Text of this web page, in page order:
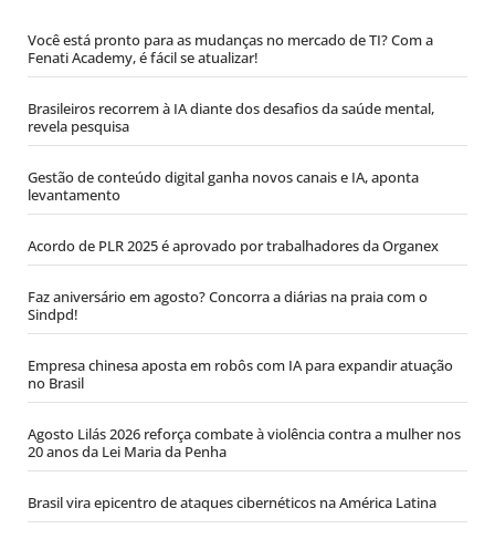
Você está pronto para as mudanças no mercado de TI? Com a
Fenati Academy, é fácil se atualizar!
Brasileiros recorrem à IA diante dos desafios da saúde mental,
revela pesquisa
Gestão de conteúdo digital ganha novos canais e IA, aponta
levantamento
Acordo de PLR 2025 é aprovado por trabalhadores da Organex
Faz aniversário em agosto? Concorra a diárias na praia com o
Sindpd!
Empresa chinesa aposta em robôs com IA para expandir atuação
no Brasil
Agosto Lilás 2026 reforça combate à violência contra a mulher nos
20 anos da Lei Maria da Penha
Brasil vira epicentro de ataques cibernéticos na América Latina